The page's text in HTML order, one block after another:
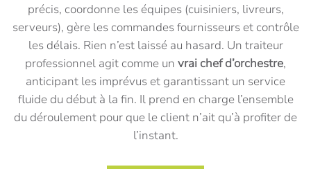
précis, coordonne les équipes (cuisiniers, livreurs,
serveurs), gère les commandes fournisseurs et contrôle
les délais. Rien n’est laissé au hasard. Un traiteur
professionnel agit comme un vrai chef d’orchestre,
anticipant les imprévus et garantissant un service
fluide du début à la fin. Il prend en charge l’ensemble
du déroulement pour que le client n’ait qu’à profiter de
l’instant.